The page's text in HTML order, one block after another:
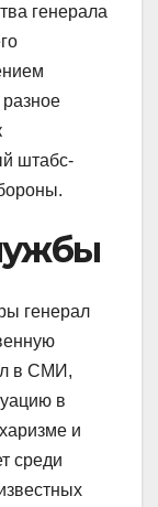
генерала
штабс-
генерал
в СМИ,
в
и
среди